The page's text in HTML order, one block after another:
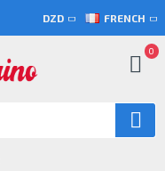
DZD FRENCH
0